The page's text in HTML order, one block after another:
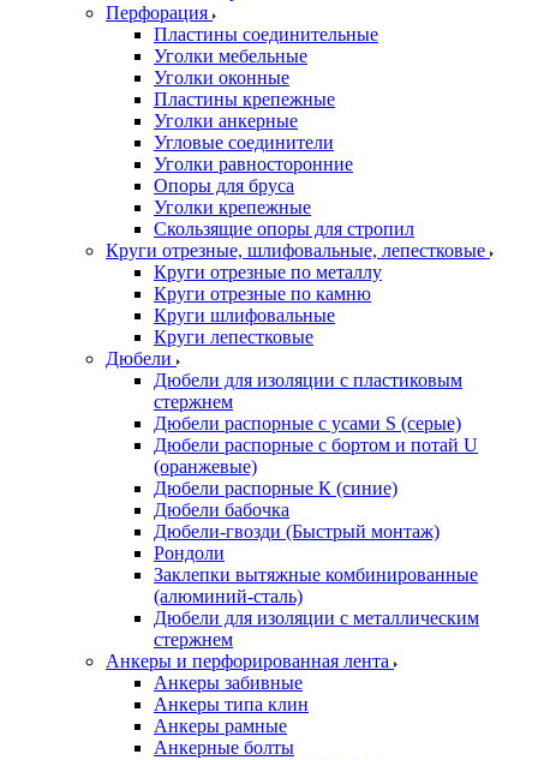
Перфорация
Пластины соединительные
Уголки мебельные
Уголки оконные
Пластины крепежные
Уголки анкерные
Угловые соединители
Уголки равносторонние
Опоры для бруса
Уголки крепежные
Скользящие опоры для стропил
Круги отрезные, шлифовальные, лепестковые
Круги отрезные по металлу
Круги отрезные по камню
Круги шлифовальные
Круги лепестковые
Дюбели
Дюбели для изоляции с пластиковым
стержнем
Дюбели распорные с усами S (серые)
Дюбели распорные c бортом и потай U
(оранжевые)
Дюбели распорные К (синие)
Дюбели бабочка
Дюбели-гвозди (Быстрый монтаж)
Рондоли
Заклепки вытяжные комбинированные
(алюминий-сталь)
Дюбели для изоляции с металлическим
стержнем
Анкеры и перфорированная лента
Анкеры забивные
Анкеры типа клин
Анкеры рамные
Анкерные болты